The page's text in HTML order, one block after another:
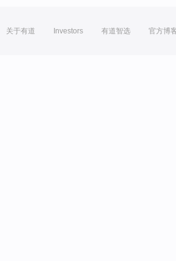
关于有道 Investors 有道智选 官方博